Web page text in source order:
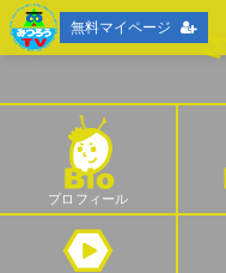
プロフィール
無料マイページ